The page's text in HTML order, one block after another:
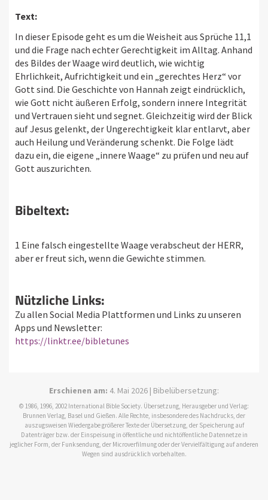
Text:
In dieser Episode geht es um die Weisheit aus Sprüche 11,1
und die Frage nach echter Gerechtigkeit im Alltag. Anhand
des Bildes der Waage wird deutlich, wie wichtig
Ehrlichkeit, Aufrichtigkeit und ein „gerechtes Herz“ vor
Gott sind. Die Geschichte von Hannah zeigt eindrücklich,
wie Gott nicht äußeren Erfolg, sondern innere Integrität
und Vertrauen sieht und segnet. Gleichzeitig wird der Blick
auf Jesus gelenkt, der Ungerechtigkeit klar entlarvt, aber
auch Heilung und Veränderung schenkt. Die Folge lädt
dazu ein, die eigene „innere Waage“ zu prüfen und neu auf
Gott auszurichten.
Bibeltext:
1 Eine falsch eingestellte Waage verabscheut der HERR,
aber er freut sich, wenn die Gewichte stimmen.
Nützliche Links:
Zu allen Social Media Plattformen und Links zu unseren
Apps und Newsletter:
https://linktr.ee/bibletunes
Erschienen am: 4. Mai 2026 | Bibelübersetzung:
© 1986, 1996, 2002 International Bible Society. Übersetzung, Herausgeber und Verlag:
Brunnen Verlag, Basel und Gießen. Alle Rechte, insbesondere des Nachdrucks, der
auszugsweisen Wiedergabe größerer Texte der Übersetzung, der Speicherung auf
Datenträger bzw. der Einspeisung in öffentliche und nichtöffentliche Datennetze in
jeglicher Form, der Funksendung, der Microverfilmung oder der Vervielfältigung auf anderen
Wegen sind ausdrücklich vorbehalten.